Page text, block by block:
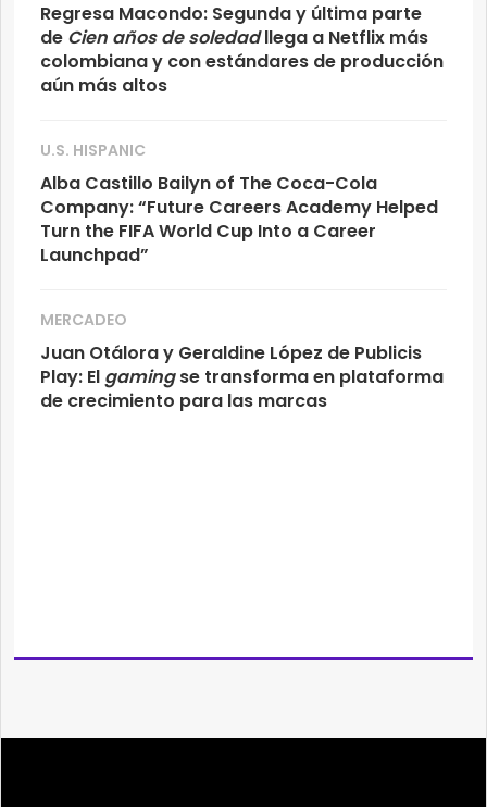
Regresa Macondo: Segunda y última parte
de Cien años de soledadllega a Netflix más
colombiana y con estándares de producción
aún más altos
U.S. HISPANIC
Alba Castillo Bailyn of The Coca-Cola
Company: “Future Careers Academy Helped
Turn the FIFA World Cup Into a Career
Launchpad”
MERCADEO
Juan Otálora y Geraldine López de Publicis
Play: El gamingse transforma en plataforma
de crecimiento para las marcas